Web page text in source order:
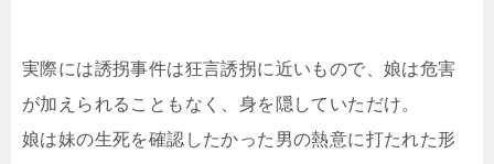
実際には誘拐事件は狂言誘拐に近いもので、娘は危害
が加えられることもなく、身を隠していただけ。
娘は妹の生死を確認したかった男の熱意に打たれた形